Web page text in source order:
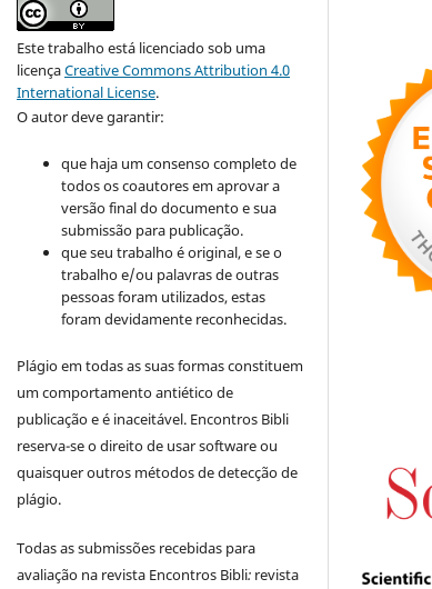
Este trabalho está licenciado sob uma
licençaCreative Commons Attribution 4.0
International License.
O autor deve garantir:
que haja um consenso completo de
todos os coautores em aprovar a
versão final do documento e sua
submissão para publicação.
que seu trabalho é original, e se o
trabalho e/ou palavras de outras
pessoas foram utilizados, estas
foram devidamente reconhecidas.
Plágio em todas as suas formas constituem
um comportamento antiético de
publicação e é inaceitável. Encontros Bibli
reserva-se o direito de usar software ou
quaisquer outros métodos de detecção de
plágio.
Todas as submissões recebidas para
avaliação na revista Encontros Bibli: revista